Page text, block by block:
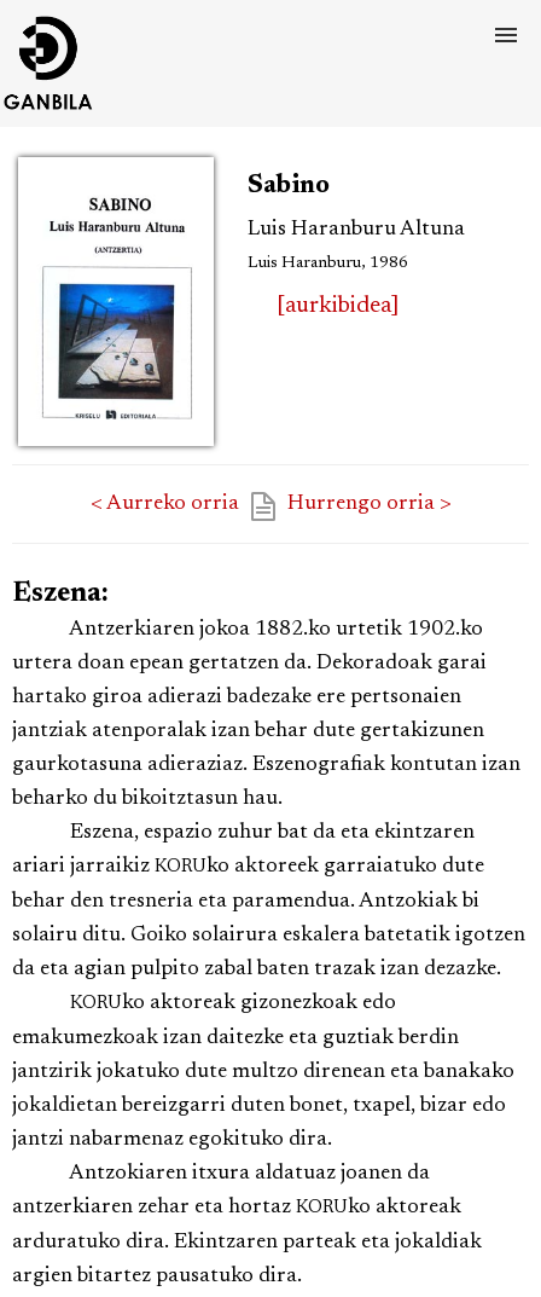
Sabino
Luis Haranburu Altuna
Luis Haranburu, 1986
[aurkibidea]
< Aurreko orria Hurrengo orria >
Eszena:
Antzerkiaren jokoa 1882.ko urtetik 1902.ko
urtera doan epean gertatzen da. Dekoradoak garai
hartako giroa adierazi badezake ere pertsonaien
jantziak atenporalak izan behar dute gertakizunen
gaurkotasuna adieraziaz. Eszenografiak kontutan izan
beharko du bikoitztasun hau.
Eszena, espazio zuhur bat da eta ekintzaren
ariari jarraikiz KORUko aktoreek garraiatuko dute
behar den tresneria eta paramendua. Antzokiak bi
solairu ditu. Goiko solairura eskalera batetatik igotzen
da eta agian pulpito zabal baten trazak izan dezazke.
KORUko aktoreak gizonezkoak edo
emakumezkoak izan daitezke eta guztiak berdin
jantzirik jokatuko dute multzo direnean eta banakako
jokaldietan bereizgarri duten bonet, txapel, bizar edo
jantzi nabarmenaz egokituko dira.
Antzokiaren itxura aldatuaz joanen da
antzerkiaren zehar eta hortaz KORUko aktoreak
arduratuko dira. Ekintzaren parteak eta jokaldiak
argien bitartez pausatuko dira.